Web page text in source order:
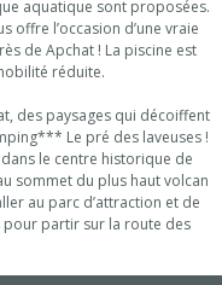
aquatique sont proposées.
offre l’occasion d’une vraie
de Apchat ! La piscine est
réduite.
des paysages qui décoiffent
Le pré des laveuses !
le centre historique de
sommet du plus haut volcan
au parc d’attraction et de
pour partir sur la route des